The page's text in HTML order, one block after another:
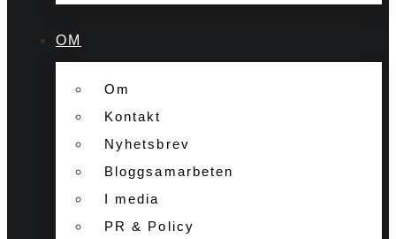
OM
Om
Kontakt
Nyhetsbrev
Bloggsamarbeten
I media
PR & Policy